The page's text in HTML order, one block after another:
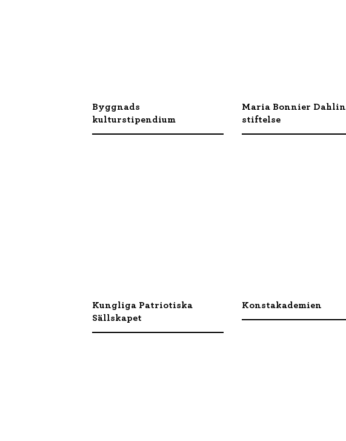
Byggnads
kulturstipendium
Maria Bonnier Dahlin
stiftelse
Kungliga Patriotiska
Sällskapet
Konstakademien